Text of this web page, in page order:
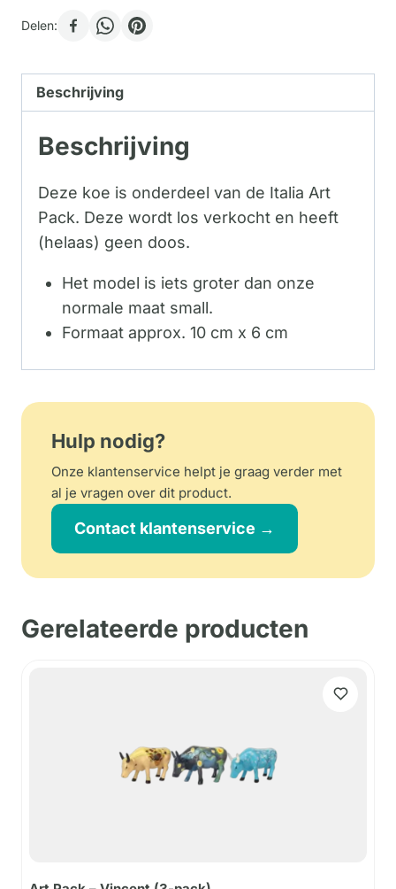
Delen:
Beschrijving
Beschrijving
Deze koe is onderdeel van de Italia Art
Pack. Deze wordt los verkocht en heeft
(helaas) geen doos.
Het model is iets groter dan onze
normale maat small.
Formaat approx. 10 cm x 6 cm
Hulp nodig?
Onze klantenservice helpt je graag verder met
al je vragen over dit product.
Contact klantenservice →
Gerelateerde producten